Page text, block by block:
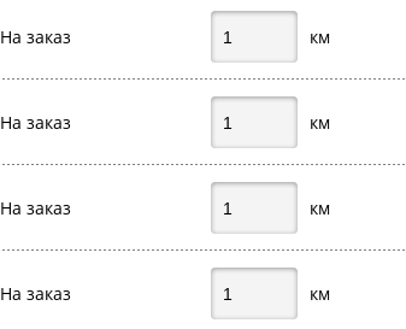
На заказ км
На заказ км
На заказ км
На заказ км